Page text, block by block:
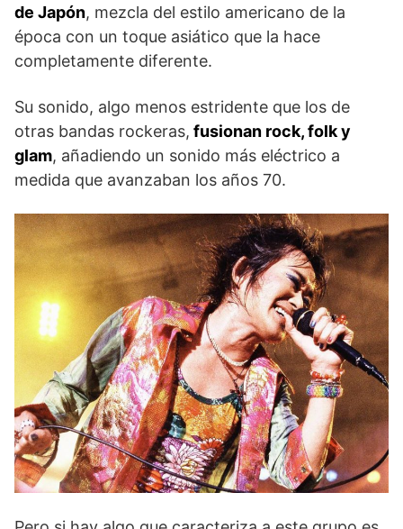
de Japón, mezcla del estilo americano de la
época con un toque asiático que la hace
completamente diferente.
Su sonido, algo menos estridente que los de
otras bandas rockeras, fusionan rock, folk y
glam, añadiendo un sonido más eléctrico a
medida que avanzaban los años 70.